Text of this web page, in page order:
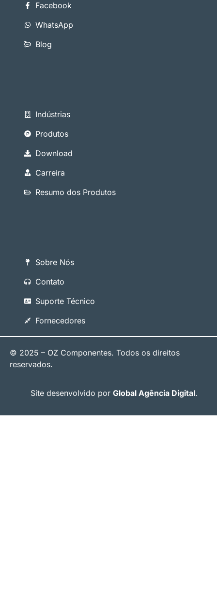
Facebook
WhatsApp
Blog
Indústrias
Produtos
Download
Carreira
Resumo dos Produtos
Sobre Nós
Contato
Suporte Técnico
Fornecedores
© 2025 – OZ Componentes. Todos os direitos
reservados.
Site desenvolvido por Global Agência Digital.